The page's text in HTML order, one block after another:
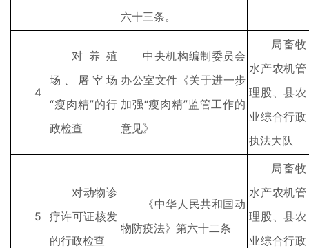
六十三条。
4
对养殖
场、屠宰场
“瘦肉精”的行
政检查
中央机构编制委员会
办公室文件《关于进一步
加强“瘦肉精”监管工作的
意见》
局畜牧
水产农机管
理股、县农
业综合行政
执法大队
5
对动物诊
疗许可证核发
的行政检查
《中华人民共和国动
物防疫法》第六十二条
局畜牧
水产农机管
理股、县农
业综合行政